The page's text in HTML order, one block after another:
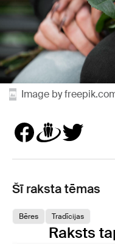
Image by
Šī raksta tēmas
Bēres Tradīcijas
Raksts